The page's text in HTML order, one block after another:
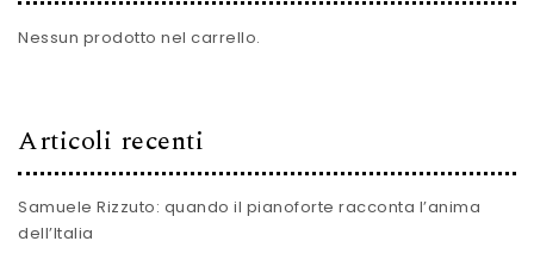
Nessun prodotto nel carrello.
Articoli recenti
Samuele Rizzuto: quando il pianoforte racconta l’anima
dell’Italia